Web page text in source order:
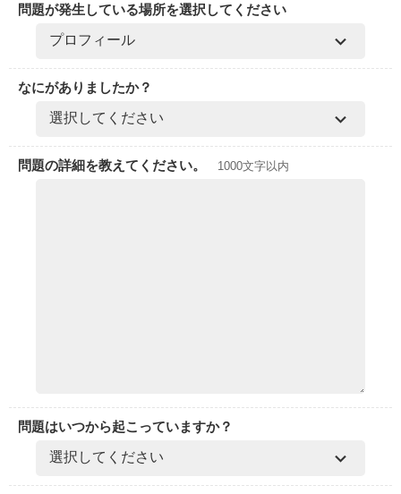
問題が発生している場所を選択してください
なにがありましたか？
問題の詳細を教えてください。 1000文字以内
問題はいつから起こっていますか？